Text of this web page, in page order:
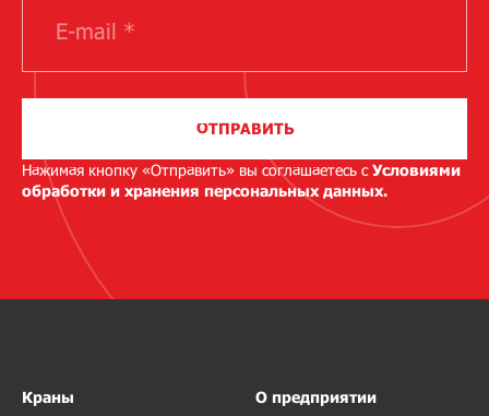
ОТПРАВИТЬ
Нажимая кнопку «Отправить» вы соглашаетесь сУсловиями
обработки и хранения персональных данных.
Краны О предприятии